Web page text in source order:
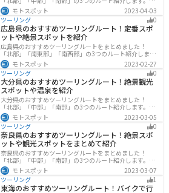
と山に囲まれた自然豊かなエリアが広がり、様々な楽し
み方ができます。バイクで和歌山県にツーリングに行く
際は参考にしてください。
モトスポット
2023-04-03
ツーリング
0
広島県のおすすめツーリングルート！定番スポ
ットや絶景スポットを紹介
広島県のおすすめツーリングルートをまとめました！
「北部」「南東部」「南西部」の3つのルート紹介しま
す。自然豊かな山と海だけでなく、歴史的価値のある建
造物も多数あるので、飽きることなくツーリングを堪能
できます。バイクで広島県にツーリングに行く際は参考
にしてください。
モトスポット
2023-02-27
ツーリング
0
大分県のおすすめツーリングルート！絶景観光
スポットや温泉を紹介
大分県のおすすめツーリングルートをまとめました！
「北部」「中部」「南部」の3つのルート紹介します。阿
蘇の雄大な自然を満喫できるスポットや温泉を満喫する
ツーリングができます。バイクで大分県にツーリングに
行く際は参考にしてください。
モトスポット
2023-03-05
ツーリング
0
奈良県のおすすめツーリングルート！絶景スポ
ットや観光スポットをまとめて紹介
奈良県のおすすめツーリングルートをまとめました！
「北部」「中部」「南部」の3つのルート紹介します。歴
史のある神社寺院が多数あり、自然豊かや山々、グルメ
を満喫するツーリングができます。バイクで奈良県にツ
ーリングに行く際は参考にしてください。
モトスポット
2023-03-07
ツーリング
1
東海のおすすめツーリングルート！バイクで行